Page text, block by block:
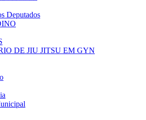
Deputados
DE JIU JITSU EM GYN